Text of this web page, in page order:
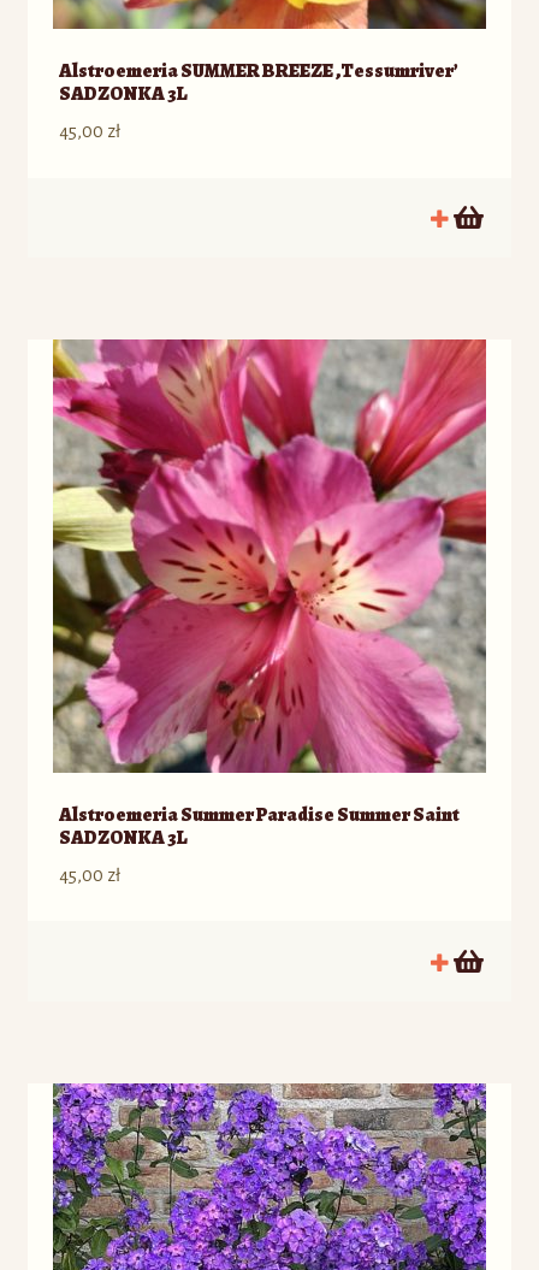
Alstroemeria SUMMER BREEZE ‚Tessumriver’
SADZONKA 3L
45,00 zł
Alstroemeria Summer Paradise Summer Saint
SADZONKA 3L
45,00 zł